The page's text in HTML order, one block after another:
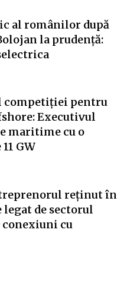
al românilor după
la prudență:
competiției pentru
Executivul
maritime cu o
GW
reținut în
legat de sectorul
cu